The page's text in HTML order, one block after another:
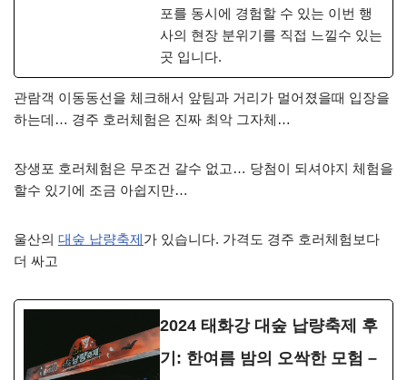
포를 동시에 경험할 수 있는 이번 행
사의 현장 분위기를 직접 느낄수 있는
곳 입니다.
관람객 이동동선을 체크해서 앞팀과 거리가 멀어졌을때 입장을
하는데… 경주 호러체험은 진짜 최악 그자체…
장생포 호러체험은 무조건 갈수 없고… 당첨이 되셔야지 체험을
할수 있기에 조금 아쉽지만…
울산의 대숲 납량축제가 있습니다. 가격도 경주 호러체험보다
더 싸고
2024 태화강 대숲 납량축제 후
기: 한여름 밤의 오싹한 모험 –